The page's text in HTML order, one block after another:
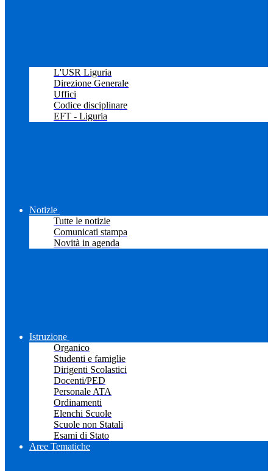
L'USR Liguria
Direzione Generale
Uffici
Codice disciplinare
EFT - Liguria
Notizie
Tutte le notizie
Comunicati stampa
Novità in agenda
Istruzione
Organico
Studenti e famiglie
Dirigenti Scolastici
Docenti/PED
Personale ATA
Ordinamenti
Elenchi Scuole
Scuole non Statali
Esami di Stato
Aree Tematiche